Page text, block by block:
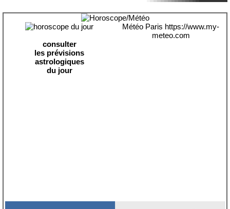
consulter
les prévisions
astrologiques
du jour
Météo Paris https://www.my-
meteo.com